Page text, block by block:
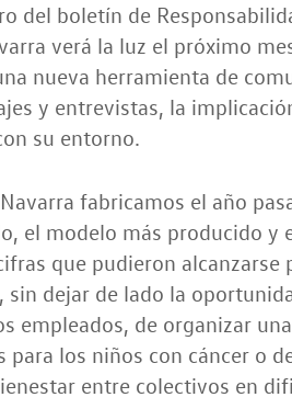
del boletín de
verá la luz el próximo
nueva herramienta de
y entrevistas, la
su entorno.
fabricamos el año
el modelo más producido y
que pudieron
sin dejar de lado la
empleados, de organizar
para los niños con cáncer o
entre colectivos en